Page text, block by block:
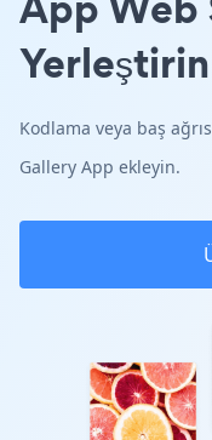
Yerleştirin
Kodlama veya baş
Gallery App ekleyin.